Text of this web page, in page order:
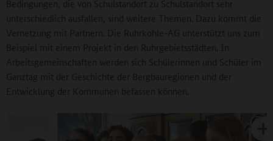
Bedingungen, die von Schulstandort zu Schulstandort sehr
unterschiedlich ausfallen, sind weitere Themen. Dazu kommt die
Vernetzung mit Partnern. Die Ruhrkohle-AG unterstützt uns zum
Beispiel mit einem Projekt in den Ruhrgebietsstädten. In
Arbeitsgemeinschaften werden sich Schülerinnen und Schüler im
Ganztag mit der Geschichte der Bergbauregionen und der
Entwicklung der Kommunen befassen können.